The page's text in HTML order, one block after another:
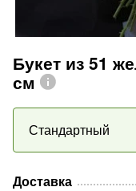
Букет из 51
см
Стандартный
Доставка